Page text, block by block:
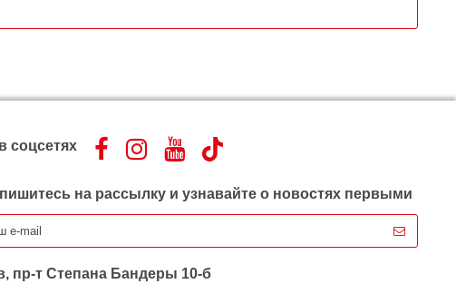
соцсетях
на рассылку и узнавайте о новостях первыми
пр-т Степана Бандеры 10-б